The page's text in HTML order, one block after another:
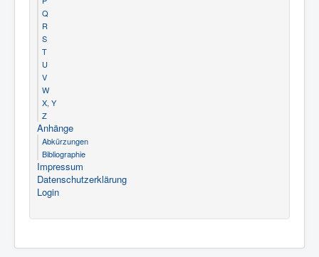
Q
R
S
T
U
V
W
X, Y
Z
Anhänge
Abkürzungen
Bibliographie
Impressum
Datenschutzerklärung
Login